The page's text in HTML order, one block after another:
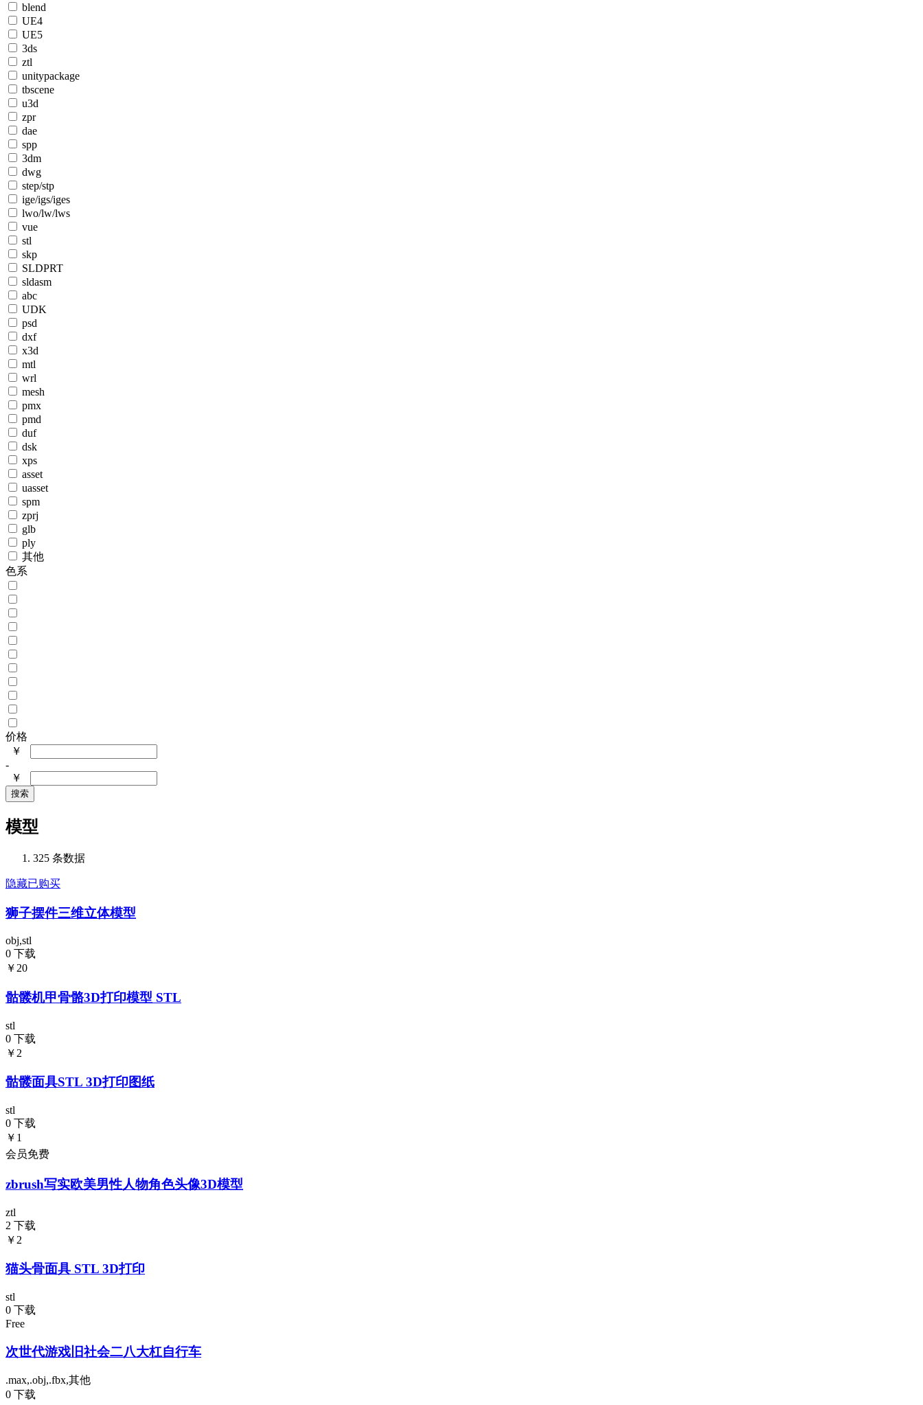
blend
UE4
UE5
3ds
ztl
unitypackage
tbscene
u3d
zpr
dae
spp
3dm
dwg
step/stp
ige/igs/iges
lwo/lw/lws
vue
stl
skp
SLDPRT
sldasm
abc
UDK
psd
dxf
x3d
mtl
wrl
mesh
pmx
pmd
duf
dsk
xps
asset
uasset
spm
zprj
glb
ply
其他
色系
价格
￥
-
￥
搜索
模型
325 条数据
隐藏已购买
狮子摆件三维立体模型
obj,stl
0 下载
￥20
骷髅机甲骨骼3D打印模型 STL
stl
0 下载
￥2
骷髅面具STL 3D打印图纸
stl
0 下载
￥1
会员免费
zbrush写实欧美男性人物角色头像3D模型
ztl
2 下载
￥2
猫头骨面具 STL 3D打印
stl
0 下载
Free
次世代游戏旧社会二八大杠自行车
.max,.obj,.fbx,其他
0 下载